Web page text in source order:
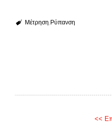
Μέτρηση Ρύπανση
<<